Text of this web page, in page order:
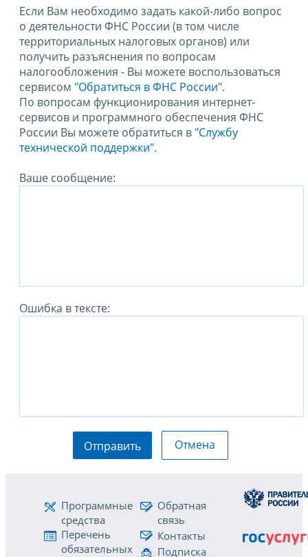
Если Вам необходимо задать какой-либо вопрос
о деятельности ФНС России (в том числе
территориальных налоговых органов) или
получить разъяснения по вопросам
налогообложения - Вы можете воспользоваться
сервисом "Обратиться в ФНС России".
По вопросам функционирования интернет-
сервисов и программного обеспечения ФНС
России Вы можете обратиться в "Службу
технической поддержки".
Ваше сообщение:
Ошибка в тексте:
Отправить Отмена
Программные
средства
Перечень
обязательных
Обратная
связь
Контакты
Подписка